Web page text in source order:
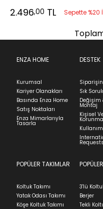
2.496,00 TL Sepette
ENZA HOME
Kurumsal
Kariyer Olanakları
Basında Enza Home
Satış Noktaları
Enza Mimarlarıyla
Tasarla
DESTEK
Sık
Değişim
Montaj
Kişisel
Requests
POPÜLER TAKIMLAR
Koltuk Takımı
Yatak Odası Takımı
Köşe Koltuk Takımı
3'lü
Berjer
Tekli